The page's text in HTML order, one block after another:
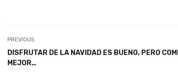
PREVIOUS
DISFRUTAR DE LA NAVIDAD ES BUENO, PERO
MEJOR…